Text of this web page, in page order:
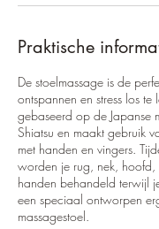
Praktische
De stoelmassage is de
ontspannen en stress los te
gebaseerd op de Japanse
Shiatsu en maakt gebruik
met handen en vingers.
worden je rug, nek, hoofd,
handen behandeld terwijl
een speciaal ontworpen
massagestoel.